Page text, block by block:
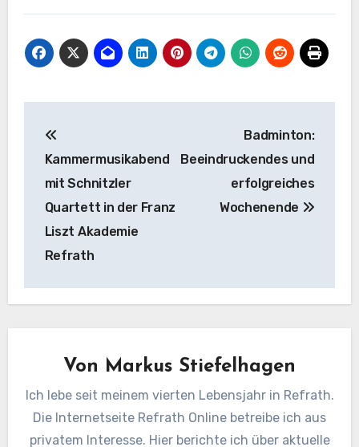
Kammermusikabend
mit Schnitzler
Quartett in der Franz
Liszt Akademie
Refrath
Badminton:
Beeindruckendes und
erfolgreiches
Wochenende
Von Markus Stiefelhagen
Ich lebe seit meinem vierten Lebensjahr in Refrath.
Die Internetseite Refrath Online betreibe ich aus
privatem Interesse. Hier berichte ich über aktuelle